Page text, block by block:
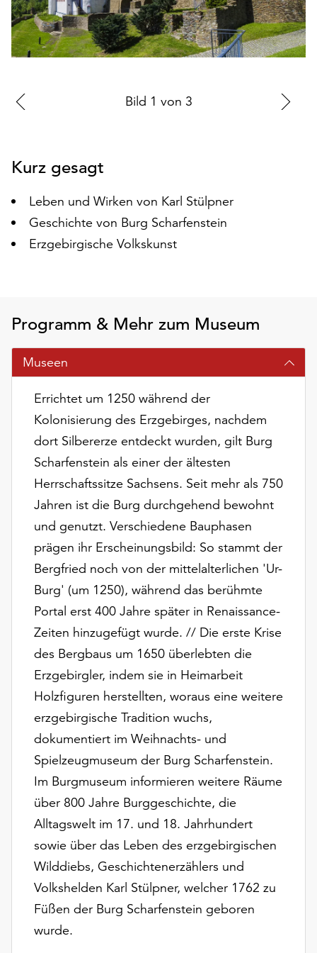
auf
„Alle
akzeptieren“,
Cookies
zu
können
Ihr
Einverständnis
jederzeit
ändern
und
am
der
Seite
Schaltfläche
„Cookie-
Einstellungen“
Verfügung.
Funktionale
Cookies
ohne
Einverständnis
weiterhin
ausgeführt.
Möchten
verwendeten
anpassen,
erreichen
Einstellungen
über
Schaltfläche
„Auswählen“.
Weitere
Informationen
finden
Bild 1 von 3
Kurz gesagt
Leben und Wirken von Karl Stülpner
Geschichte von Burg Scharfenstein
Erzgebirgische Volkskunst
Programm & Mehr zum Museum
Museen
Errichtet um 1250 während der
Kolonisierung des Erzgebirges, nachdem
dort Silbererze entdeckt wurden, gilt Burg
Scharfenstein als einer der ältesten
Herrschaftssitze Sachsens. Seit mehr als 750
Jahren ist die Burg durchgehend bewohnt
und genutzt. Verschiedene Bauphasen
prägen ihr Erscheinungsbild: So stammt der
Bergfried noch von der mittelalterlichen 'Ur-
Burg' (um 1250), während das berühmte
Portal erst 400 Jahre später in Renaissance-
Zeiten hinzugefügt wurde. // Die erste Krise
des Bergbaus um 1650 überlebten die
Erzgebirgler, indem sie in Heimarbeit
Holzfiguren herstellten, woraus eine weitere
erzgebirgische Tradition wuchs,
dokumentiert im Weihnachts- und
Spielzeugmuseum der Burg Scharfenstein.
Im Burgmuseum informieren weitere Räume
über 800 Jahre Burggeschichte, die
Alltagswelt im 17. und 18. Jahrhundert
sowie über das Leben des erzgebirgischen
Wilddiebs, Geschichtenerzählers und
Volkshelden Karl Stülpner, welcher 1762 zu
Füßen der Burg Scharfenstein geboren
wurde.